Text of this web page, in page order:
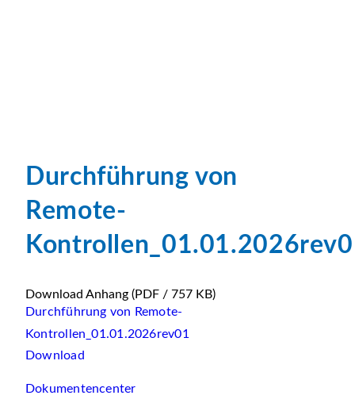
Durchführung von
Remote-
Download Anhang (PDF / 757 KB)
Durchführung von Remote-
Kontrollen_01.01.2026rev01
Download
Dokumentencenter